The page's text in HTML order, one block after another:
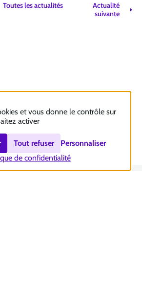
Toutes les actualités
Actualité
suivante
et vous donne le contrôle sur
activer
Tout refuser
Personnaliser
de confidentialité